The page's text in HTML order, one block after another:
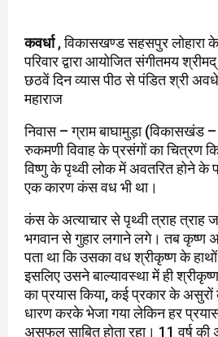
कवर्धा, विकासखण्ड सहसपुर लोहारा के
परिवार द्वारा आयोजित संगीतमय
छठवें दिन व्यास पीठ से पंडित श्री
महाराज
निवास – ग्राम बाघामुड़ा (विकासखंड
रुकमणी विवाह के प्रसंगों का चित्रण
विष्णु के पृथ्वी लोक में अवतरित होने
एक कारण कंस वध भी था।
कंस के अत्याचार से पृथ्वी त्राह त्राह
भगवान से गुहार लगाने लगे। तब कृष्ण
पता था कि उसका वध श्रीकृष्ण के हाथों
इसलिए उसने बाल्यावस्था में ही
का प्रयास किया, कई प्रकार के
धारण करके भेजा गया लेकिन हर
असफल साबित होता रहा। 11 वर्ष